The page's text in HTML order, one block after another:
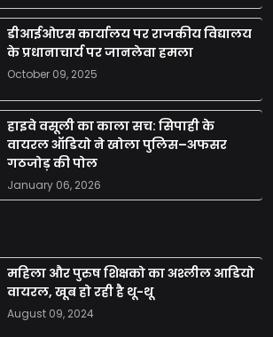
डीआईओएस कार्यालय पर राजकीय विद्यालय
के प्रधानाचार्य पर जानलेवा हमला
October 09, 2025
हाइवे वसूली का काला सच: सिपाही के
वायरल ऑडियो ने खोला पुलिस–अफसर
गठजोड़ की पोल
January 06, 2026
महिला और पुरुष शिक्षको का अश्लील आडियो
वायरल, खूब हो रही है थू-थू
August 09, 2024